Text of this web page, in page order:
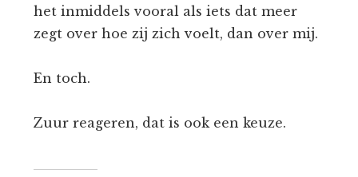
het inmiddels vooral als iets dat meer
zegt over hoe zij zich voelt, dan over mij.
En toch.
Zuur reageren, dat is ook een keuze.